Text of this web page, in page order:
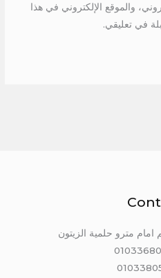
والموقع الإلكتروني في هذا
في تعليقي.
مترو حلمية الزيتون